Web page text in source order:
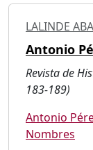
LALINDE
Antonio
Revista de
183-189)
Antonio
Nombres